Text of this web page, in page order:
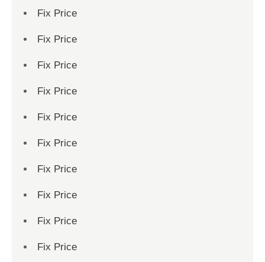
Fix Price
Fix Price
Fix Price
Fix Price
Fix Price
Fix Price
Fix Price
Fix Price
Fix Price
Fix Price